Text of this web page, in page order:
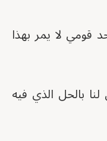
لا يمر بهذا
بالحل الذي فيه